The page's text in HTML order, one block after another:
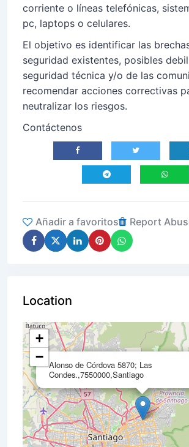
corriente o líneas telefónicas,
pc, laptops o celulares.
El objetivo es identificar las
seguridad existentes, posibles
seguridad técnica y/o de las
recomendar acciones correctivas
neutralizar los riesgos.
Contáctenos
Añadir a favoritos Report
Location
Alonso de Córdova 5870; Las
Condes.,7550000,Santiago
+
−